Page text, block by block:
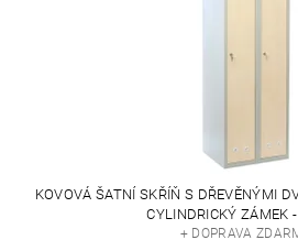
KOVOVÁ ŠATNÍ SKŘÍŇ S DŘEVĚNÝMI
CYLINDRICKÝ ZÁMEK
+ DOPRAVA